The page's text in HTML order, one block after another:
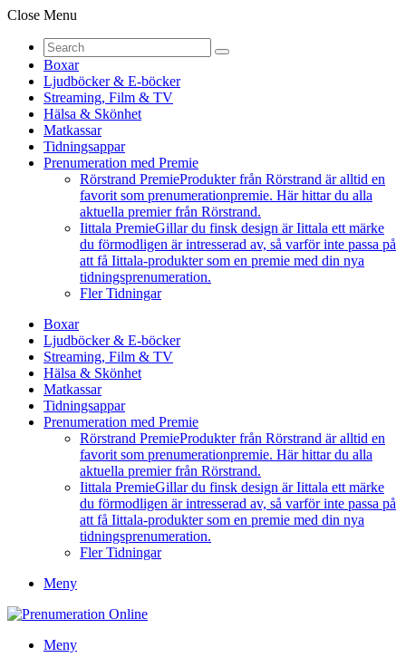
Close Menu
Boxar
Ljudböcker & E-böcker
Streaming, Film & TV
Hälsa & Skönhet
Matkassar
Tidningsappar
Prenumeration med Premie
Rörstrand PremieProdukter från Rörstrand är alltid en
favorit som prenumerationpremie. Här hittar du alla
aktuella premier från Rörstrand.
Iittala PremieGillar du finsk design är Iittala ett märke
du förmodligen är intresserad av, så varför inte passa på
att få Iittala-produkter som en premie med din nya
tidningsprenumeration.
Fler Tidningar
Boxar
Ljudböcker & E-böcker
Streaming, Film & TV
Hälsa & Skönhet
Matkassar
Tidningsappar
Prenumeration med Premie
Rörstrand PremieProdukter från Rörstrand är alltid en
favorit som prenumerationpremie. Här hittar du alla
aktuella premier från Rörstrand.
Iittala PremieGillar du finsk design är Iittala ett märke
du förmodligen är intresserad av, så varför inte passa på
att få Iittala-produkter som en premie med din nya
tidningsprenumeration.
Fler Tidningar
Meny
Meny